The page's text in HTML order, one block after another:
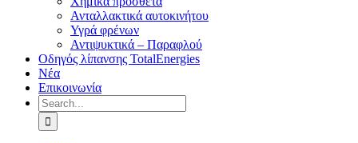
Ανταλλακτικά αυτοκινήτου
Υγρά φρένων
Αντιψυκτικά – Παραφλού
Οδηγός λίπανσης TotalEnergies
Νέα
Επικοινωνία
Search
for: